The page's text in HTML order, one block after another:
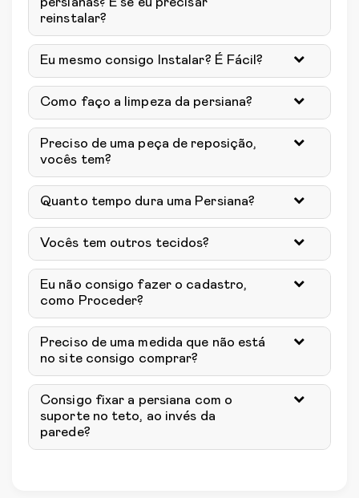
persianas? E se eu precisar
reinstalar?
Eu mesmo consigo Instalar? É Fácil?
Como faço a limpeza da persiana?
Preciso de uma peça de reposição,
vocês tem?
Quanto tempo dura uma Persiana?
Vocês tem outros tecidos?
Eu não consigo fazer o cadastro,
como Proceder?
Preciso de uma medida que não está
no site consigo comprar?
Consigo fixar a persiana com o
suporte no teto, ao invés da
parede?